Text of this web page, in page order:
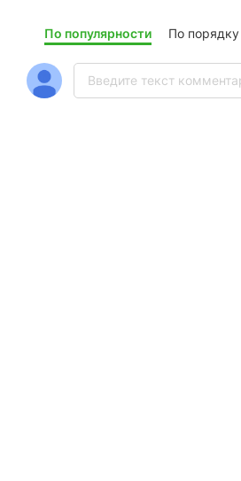
По популярности По порядку